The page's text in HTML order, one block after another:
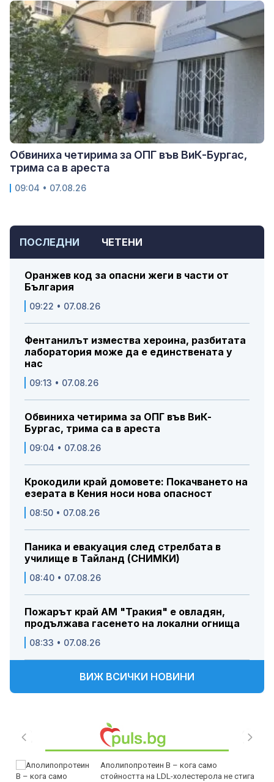
ПОСЛЕДНИ ЧЕТЕНИ
Оранжев код за опасни жеги в части от
България
09:22 • 07.08.26
Фентанилът измества хероина, разбитата
лаборатория може да е единствената у
нас
09:13 • 07.08.26
Обвиниха четирима за ОПГ във ВиК-
Бургас, трима са в ареста
09:04 • 07.08.26
Крокодили край домовете: Покачването на
езерата в Кения носи нова опасност
08:50 • 07.08.26
Паника и евакуация след стрелбата в
училище в Тайланд (СНИМКИ)
08:40 • 07.08.26
Пожарът край АМ "Тракия" е овладян,
продължава гасенето на локални огнища
08:33 • 07.08.26
ВИЖ ВСИЧКИ НОВИНИ
Аполипопротеин B – кога само
стойността на LDL-холестерола не стига
Обвиниха четирима за ОПГ във ВиК-Бургас,
трима са в ареста
09:04 • 07.08.26